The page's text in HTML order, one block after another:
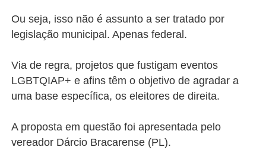
Ou seja, isso não é assunto a ser tratado por
legislação municipal. Apenas federal.
Via de regra, projetos que fustigam eventos
LGBTQIAP+ e afins têm o objetivo de agradar a
uma base específica, os eleitores de direita.
A proposta em questão foi apresentada pelo
vereador Dárcio Bracarense (PL).